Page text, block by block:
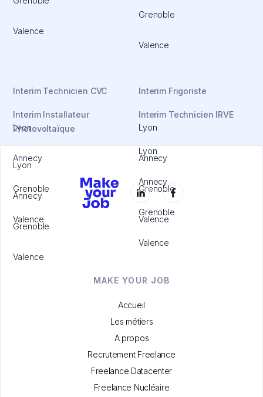
Valence
Grenoble
Valence
Interim Technicien CVC
Lyon
Annecy
Grenoble
Valence
Interim Frigoriste
Lyon
Annecy
Grenoble
Valence
Interim Installateur
Photovoltaïque
Lyon
Annecy
Grenoble
Valence
Interim Technicien IRVE
Lyon
Annecy
Grenoble
Valence
MAKE YOUR JOB
Accueil
Les métiers
A propos
Recrutement Freelance
Freelance Datacenter
Freelance Nucléaire